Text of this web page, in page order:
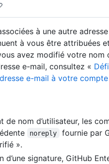
à une autre
à vous être attribuées
avez modifié votre nom
e-mail, consultez «
e-mail à votre
de nom d’utilisateur, les
noreply
fournie par
».
signature, GitHub